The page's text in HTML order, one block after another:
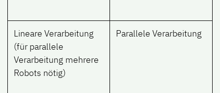
Lineare Verarbeitung
(für parallele
Verarbeitung mehrere
Robots nötig)
Parallele Verarbeitung